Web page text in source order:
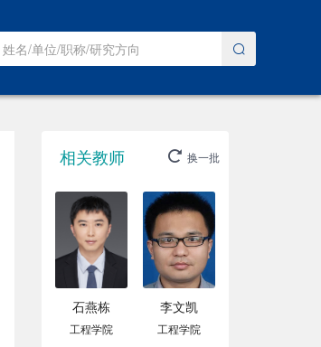
相关教师 换一批
石燕栋
工程学院
李文凯
工程学院